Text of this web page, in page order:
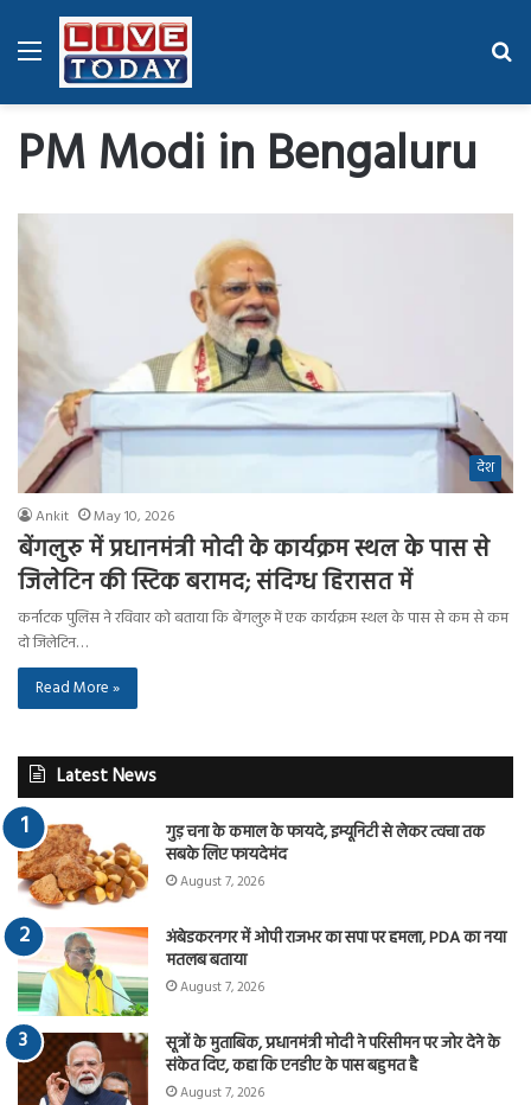
Menu
PM Modi in Bengaluru
देश
Ankit May 10, 2026
बेंगलुरु में प्रधानमंत्री मोदी के कार्यक्रम स्थल के पास से
जिलेटिन की स्टिक बरामद; संदिग्ध हिरासत में
कर्नाटक पुलिस ने रविवार को बताया कि बेंगलुरु में एक कार्यक्रम स्थल के पास से कम से कम
दो जिलेटिन…
Read More »
Latest News
गुड़ चना के कमाल के फायदे, इम्यूनिटी से लेकर त्वचा तक
सबके लिए फायदेमंद
August 7, 2026
अंबेडकरनगर में ओपी राजभर का सपा पर हमला, PDA का नया
मतलब बताया
August 7, 2026
सूत्रों के मुताबिक, प्रधानमंत्री मोदी ने परिसीमन पर जोर देने के
संकेत दिए, कहा कि एनडीए के पास बहुमत है
August 7, 2026